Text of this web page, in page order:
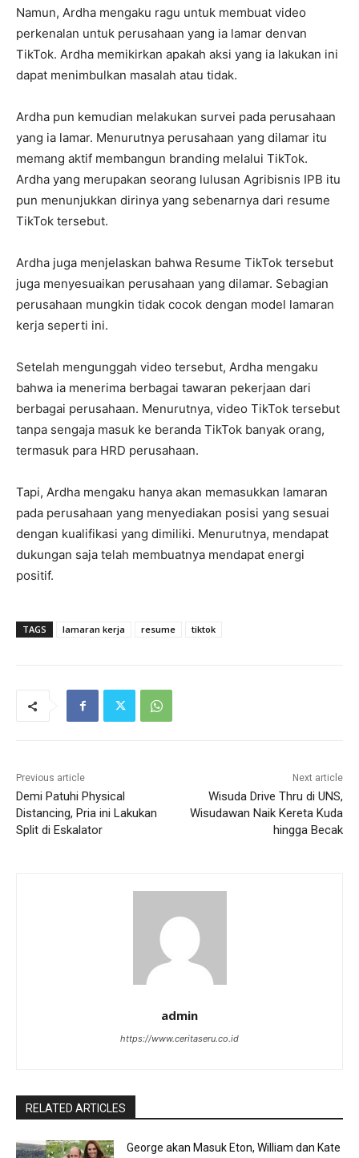
Namun, Ardha mengaku ragu untuk membuat video
perkenalan untuk perusahaan yang ia lamar denvan
TikTok. Ardha memikirkan apakah aksi yang ia lakukan ini
dapat menimbulkan masalah atau tidak.
Ardha pun kemudian melakukan survei pada perusahaan
yang ia lamar. Menurutnya perusahaan yang dilamar itu
memang aktif membangun branding melalui TikTok.
Ardha yang merupakan seorang lulusan Agribisnis IPB itu
pun menunjukkan dirinya yang sebenarnya dari resume
TikTok tersebut.
Ardha juga menjelaskan bahwa Resume TikTok tersebut
juga menyesuaikan perusahaan yang dilamar. Sebagian
perusahaan mungkin tidak cocok dengan model lamaran
kerja seperti ini.
Setelah mengunggah video tersebut, Ardha mengaku
bahwa ia menerima berbagai tawaran pekerjaan dari
berbagai perusahaan. Menurutnya, video TikTok tersebut
tanpa sengaja masuk ke beranda TikTok banyak orang,
termasuk para HRD perusahaan.
Tapi, Ardha mengaku hanya akan memasukkan lamaran
pada perusahaan yang menyediakan posisi yang sesuai
dengan kualifikasi yang dimiliki. Menurutnya, mendapat
dukungan saja telah membuatnya mendapat energi
positif.
TAGS lamaran kerja resume tiktok
Previous article
Demi Patuhi Physical
Distancing, Pria ini Lakukan
Split di Eskalator
Next article
Wisuda Drive Thru di UNS,
Wisudawan Naik Kereta Kuda
hingga Becak
admin
https://www.ceritaseru.co.id
RELATED ARTICLES
George akan Masuk Eton, William dan Kate